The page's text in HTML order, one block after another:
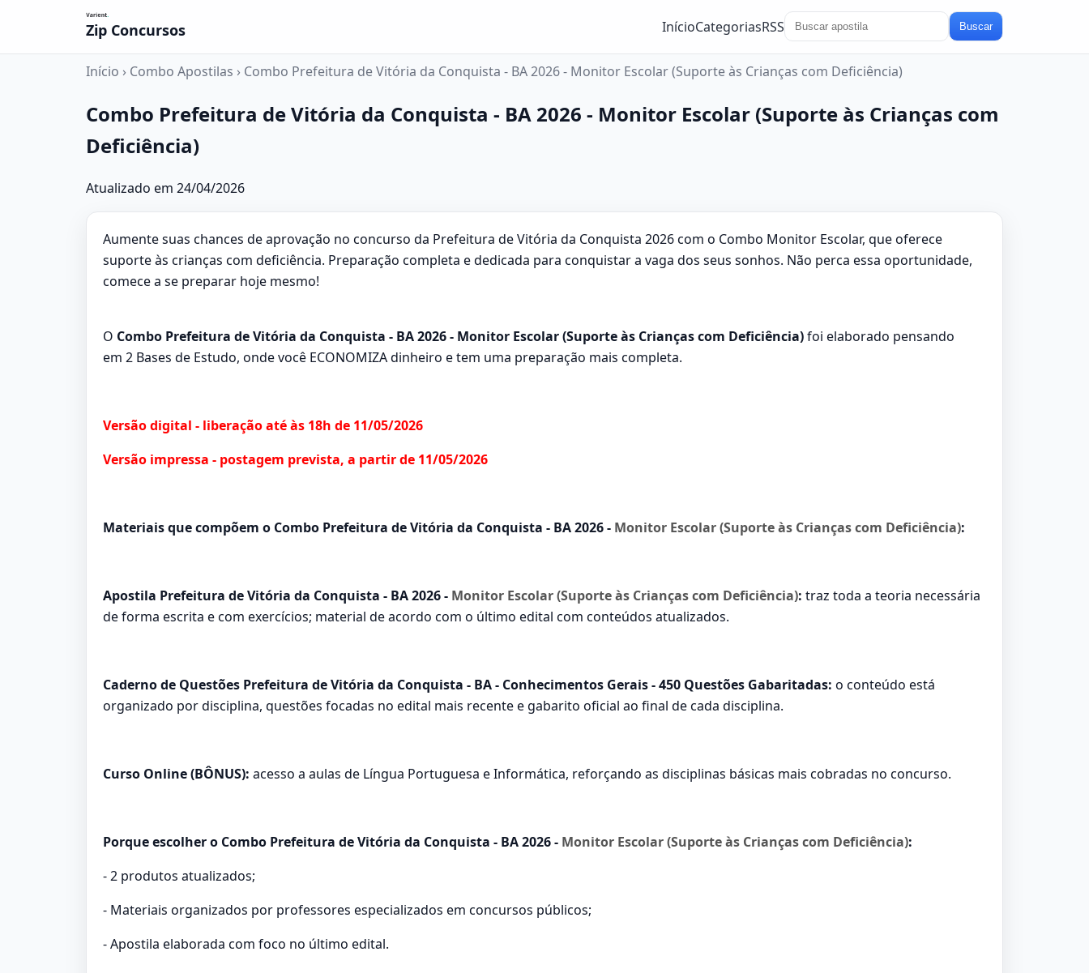
Zip Concursos InícioCategoriasRSS Buscar
Início › Combo Apostilas › Combo Prefeitura de Vitória da Conquista - BA 2026 - Monitor Escolar (Suporte às Crianças com Deficiência)
Combo Prefeitura de Vitória da Conquista - BA 2026 - Monitor Escolar (Suporte às Crianças com
Deficiência)
Atualizado em 24/04/2026
Aumente suas chances de aprovação no concurso da Prefeitura de Vitória da Conquista 2026 com o Combo Monitor Escolar, que oferece
suporte às crianças com deficiência. Preparação completa e dedicada para conquistar a vaga dos seus sonhos. Não perca essa oportunidade,
comece a se preparar hoje mesmo!
O Combo Prefeitura de Vitória da Conquista - BA 2026 - Monitor Escolar (Suporte às Crianças com Deficiência)foi elaborado pensando
em 2 Bases de Estudo, onde você ECONOMIZA dinheiro e tem uma preparação mais completa.
Versão digital - liberação até às 18h de 11/05/2026
Versão impressa - postagem prevista, a partir de 11/05/2026
Materiais que compõem o Combo Prefeitura de Vitória da Conquista - BA 2026 - Monitor Escolar (Suporte às Crianças com Deficiência):
Apostila Prefeitura de Vitória da Conquista - BA 2026 - Monitor Escolar (Suporte às Crianças com Deficiência): traz toda a teoria necessária
de forma escrita e com exercícios; material de acordo com o último edital com conteúdos atualizados.
Caderno de Questões Prefeitura de Vitória da Conquista - BA - Conhecimentos Gerais - 450 Questões Gabaritadas: o conteúdo está
organizado por disciplina, questões focadas no edital mais recente e gabarito oficial ao final de cada disciplina.
Curso Online (BÔNUS): acesso a aulas de Língua Portuguesa e Informática, reforçando as disciplinas básicas mais cobradas no concurso.
Porque escolher o Combo Prefeitura de Vitória da Conquista - BA 2026 - Monitor Escolar (Suporte às Crianças com Deficiência):
- 2 produtos atualizados;
- Materiais organizados por professores especializados em concursos públicos;
- Apostila elaborada com foco no último edital.